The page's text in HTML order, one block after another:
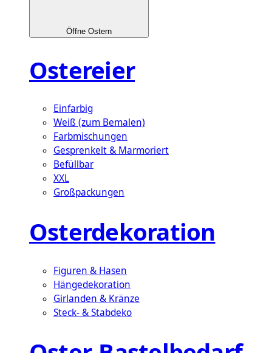
Öffne Ostern
Ostereier
Einfarbig
Weiß (zum Bemalen)
Farbmischungen
Gesprenkelt & Marmoriert
Befüllbar
XXL
Großpackungen
Osterdekoration
Figuren & Hasen
Hängedekoration
Girlanden & Kränze
Steck- & Stabdeko